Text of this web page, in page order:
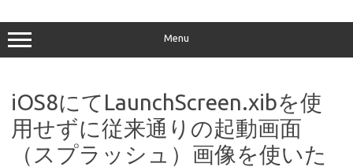
Menu
iOS8にてLaunchScreen.xibを使
用せずに従来通りの起動画面
（スプラッシュ）画像を使いた